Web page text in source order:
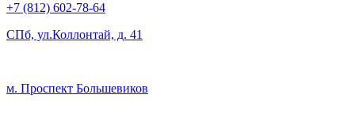
+7 (812) 602-78-64
СПб, ул.Коллонтай, д. 41
м. Проспект Большевиков